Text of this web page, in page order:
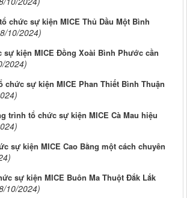
chức sự kiện MICE Thủ Dầu Một Bình
10/2024)
sự kiện MICE Đồng Xoài Bình Phước cần
2024)
chức sự kiện MICE Phan Thiết Bình Thuận
trình tổ chức sự kiện MICE Cà Mau hiệu
sự kiện MICE Cao Bằng một cách chuyên
sự kiện MICE Buôn Ma Thuột Đắk Lắk
10/2024)